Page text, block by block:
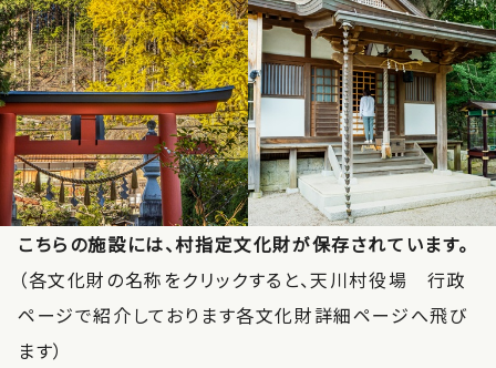
こちらの施設には、村指定文化財が保存されています。
（各文化財の名称をクリックすると、天川村役場 行政
ページで紹介しております各文化財詳細ページへ飛び
ます）